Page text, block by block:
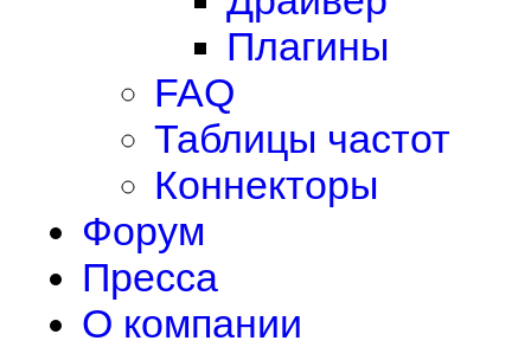
Плагины
FAQ
Таблицы частот
Коннекторы
Форум
Пресса
О компании